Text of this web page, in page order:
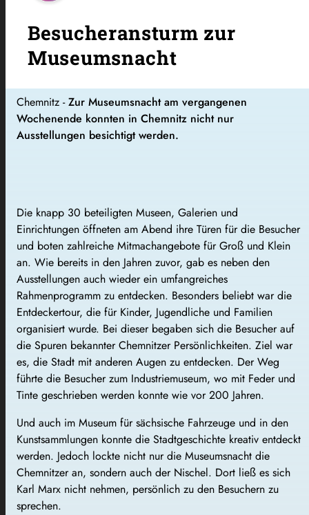
Besucheransturm zur
Museumsnacht
Chemnitz -Zur Museumsnacht am vergangenen
Wochenende konnten in Chemnitz nicht nur
Ausstellungen besichtigt werden.
Die knapp 30 beteiligten Museen, Galerien und
Einrichtungen öffneten am Abend ihre Türen für die Besucher
und boten zahlreiche Mitmachangebote für Groß und Klein
an. Wie bereits in den Jahren zuvor, gab es neben den
Ausstellungen auch wieder ein umfangreiches
Rahmenprogramm zu entdecken. Besonders beliebt war die
Entdeckertour, die für Kinder, Jugendliche und Familien
organisiert wurde. Bei dieser begaben sich die Besucher auf
die Spuren bekannter Chemnitzer Persönlichkeiten. Ziel war
es, die Stadt mit anderen Augen zu entdecken. Der Weg
führte die Besucher zum Industriemuseum, wo mit Feder und
Tinte geschrieben werden konnte wie vor 200 Jahren.
Und auch im Museum für sächsische Fahrzeuge und in den
Kunstsammlungen konnte die Stadtgeschichte kreativ entdeckt
werden. Jedoch lockte nicht nur die Museumsnacht die
Chemnitzer an, sondern auch der Nischel. Dort ließ es sich
Karl Marx nicht nehmen, persönlich zu den Besuchern zu
sprechen.